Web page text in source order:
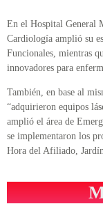
En el Hospital General
Cardiología amplió su
Funcionales, mientras
innovadores para
También, en base al
“adquirieron equipos
amplió el área de
se implementaron los
Hora del Afiliado,